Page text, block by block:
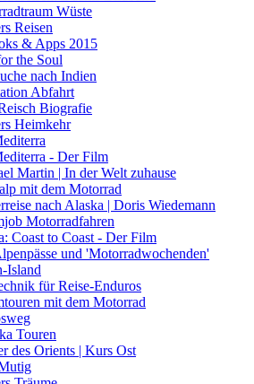
Wüste
Reisen
& Apps 2015
the Soul
nach Indien
Abfahrt
Biografie
Heimkehr
- Der Film
Martin | In der Welt zuhause
mit dem Motorrad
nach Alaska | Doris Wiedemann
Motorradfahren
Coast to Coast - Der Film
und 'Motorradwochenden'
Island
für Reise-Enduros
mit dem Motorrad
Touren
des Orients | Kurs Ost